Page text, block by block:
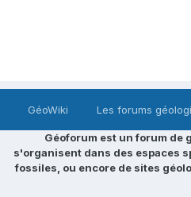
GéoWiki Les forums
Géoforum est un forum de
s'organisent dans des espaces
fossiles, ou encore de sites